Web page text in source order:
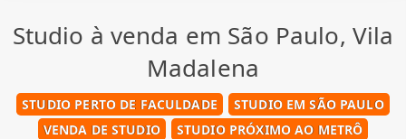
Studio à venda em São Paulo, Vila
Madalena
STUDIO PERTO DE FACULDADE
STUDIO EM SÃO PAULO
VENDA DE STUDIO
STUDIO PRÓXIMO AO METRÔ